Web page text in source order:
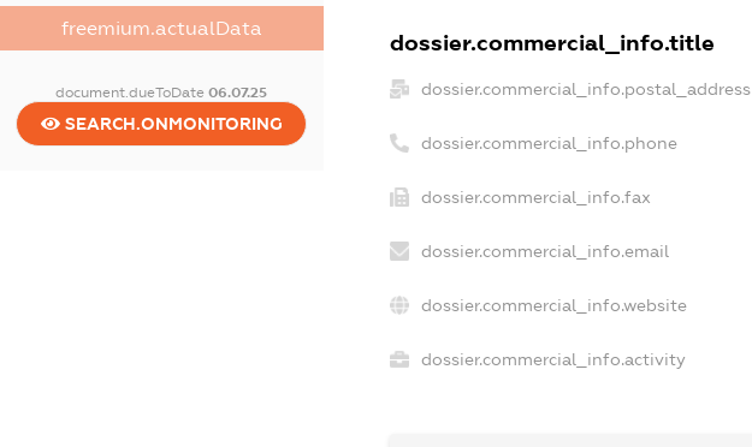
freemium.actualData
document.dueToDate06.07.25
SEARCH.ONMONITORING
dossier.commercial_info.title
dossier.commercial_info.postal_address
dossier.commercial_info.phone
dossier.commercial_info.fax
dossier.commercial_info.email
dossier.commercial_info.website
dossier.commercial_info.activity